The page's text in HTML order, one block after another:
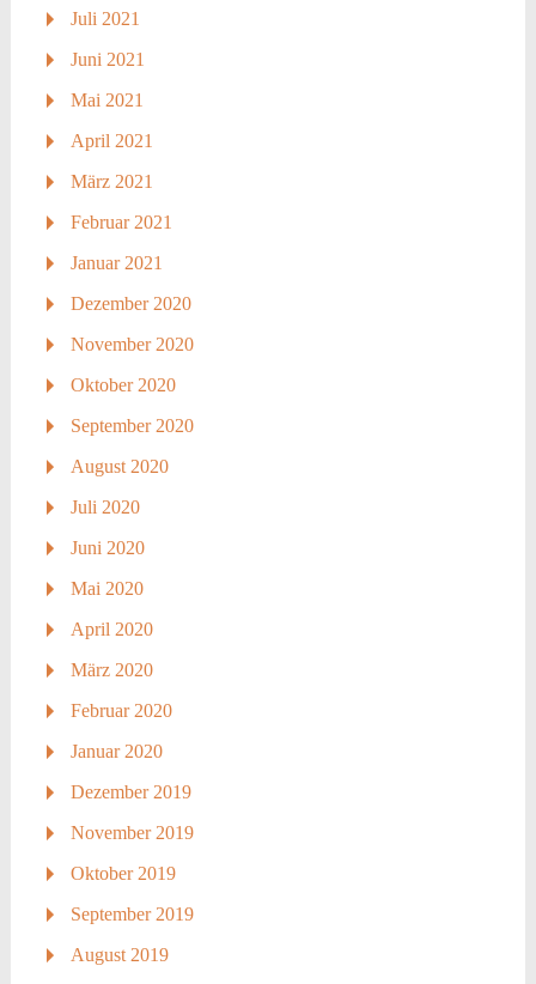
Juli 2021
Juni 2021
Mai 2021
April 2021
März 2021
Februar 2021
Januar 2021
Dezember 2020
November 2020
Oktober 2020
September 2020
August 2020
Juli 2020
Juni 2020
Mai 2020
April 2020
März 2020
Februar 2020
Januar 2020
Dezember 2019
November 2019
Oktober 2019
September 2019
August 2019